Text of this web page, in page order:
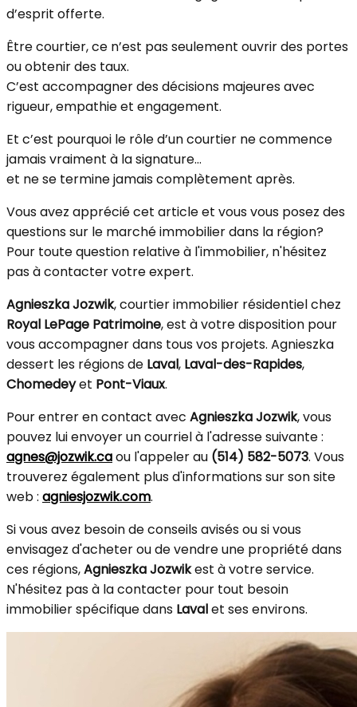
d’esprit offerte.
Être courtier, ce n’est pas seulement ouvrir des portes
ou obtenir des taux.
C’est accompagner des décisions majeures avec
rigueur, empathie et engagement.
Et c’est pourquoi le rôle d’un courtier ne commence
jamais vraiment à la signature…
et ne se termine jamais complètement après.
Vous avez apprécié cet article et vous vous posez des
questions sur le marché immobilier dans la région?
Pour toute question relative à l'immobilier, n'hésitez
pas à contacter votre expert.
Agnieszka Jozwik, courtier immobilier résidentiel chez
Royal LePage Patrimoine, est à votre disposition pour
vous accompagner dans tous vos projets. Agnieszka
dessert les régions de Laval, Laval-des-Rapides,
Chomedeyet Pont-Viaux.
Pour entrer en contact avec Agnieszka Jozwik, vous
pouvez lui envoyer un courriel à l'adresse suivante :
agnes@jozwik.caou l'appeler au (514) 582-5073. Vous
trouverez également plus d'informations sur son site
web : agniesjozwik.com.
Si vous avez besoin de conseils avisés ou si vous
envisagez d'acheter ou de vendre une propriété dans
ces régions,Agnieszka Jozwikest à votre service.
N'hésitez pas à la contacter pour tout besoin
immobilier spécifique dans Lavalet ses environs.